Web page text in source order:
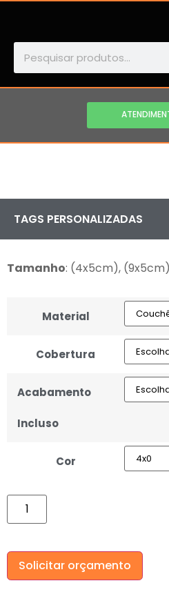
TAGS PERSONALIZADAS
Tamanho: (4x5cm), (9x5cm)
Material
Cobertura
Acabamento
Incluso
Cor
Solicitar orçamento